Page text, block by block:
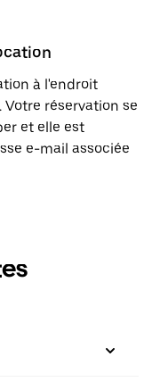
à l'endroit
réservation se
et elle est
e-mail associée